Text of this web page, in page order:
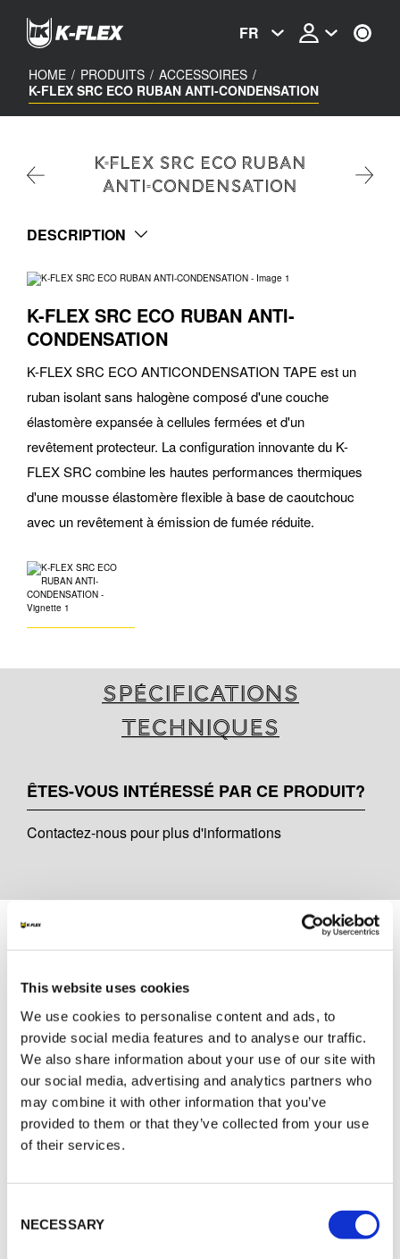
This website uses cookies
We use cookies to personalise content and ads, to
provide social media features and to analyse our traffic.
We also share information about your use of our site with
our social media, advertising and analytics partners who
may combine it with other information that you’ve
provided to them or that they’ve collected from your use
of their services.
Selection
NECESSARY
content
FR
HOME / PRODUITS / ACCESSOIRES /
K-FLEX SRC ECO RUBAN ANTI-CONDENSATION
K-FLEX SRC ECO RUBAN
ANTI-CONDENSATION
DESCRIPTION
K-FLEX SRC ECO RUBAN ANTI-
CONDENSATION
K-FLEX SRC ECO ANTICONDENSATION TAPE est un
ruban isolant sans halogène composé d'une couche
élastomère expansée à cellules fermées et d'un
revêtement protecteur. La configuration innovante du K-
FLEX SRC combine les hautes performances thermiques
d'une mousse élastomère flexible à base de caoutchouc
avec un revêtement à émission de fumée réduite.
Spécifications
techniques
ÊTES-VOUS INTÉRESSÉ PAR CE PRODUIT?
Contactez-nous pour plus d'informations
DOCUMENTATION TECHNIQUE
FRA_DOP K-FLEX SRC ECO
ANTICONDENSATION TAPE - 3-mm thk tape
05061503201-008U
MARKETING
K-FLEX TARIF 2026
ACCESSOIRES CATALOGUE 2026